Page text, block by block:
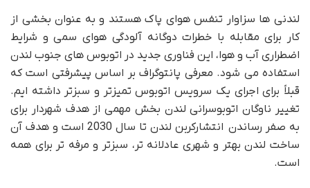
لندنی ها سزاوار تنفس هوای پاک هستند و به عنوان بخشی از
کار برای مقابله با خطرات دوگانه آلودگی هوای سمی و شرایط
اضطراری آب و هوا، این فناوری جدید در اتوبوس های جنوب لندن
استفاده می شود. معرفی پانتوگراف بر اساس پیشرفتی است که
قبلاً برای اجرای یک سرویس اتوبوس تمیزتر و سبزتر داشته ایم.
تغییر ناوگان اتوبوسرانی لندن بخش مهمی از هدف شهردار برای
به صفر رساندن انتشارکربن لندن تا سال 2030 است و هدف آن
ساخت لندن بهتر و شهری عادلانه تر، سبزتر و مرفه تر برای همه
است.